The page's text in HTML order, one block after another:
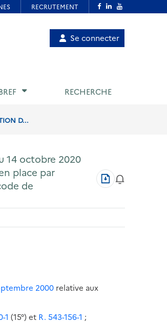
Menu
utilisateur
Se connecter
RECHERCHE
D...
14 octobre 2020
place par
de
Télécharger
au
PDF
2000 relative aux
1 (15°) et R. 543-156-1 ;